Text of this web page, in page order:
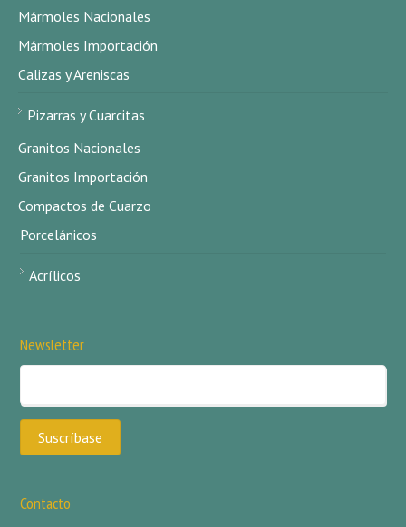
Mármoles Nacionales
Mármoles Importación
Calizas y Areniscas
Pizarras y Cuarcitas
Granitos Nacionales
Granitos Importación
Compactos de Cuarzo
Porcelánicos
Acrílicos
Newsletter
Contacto